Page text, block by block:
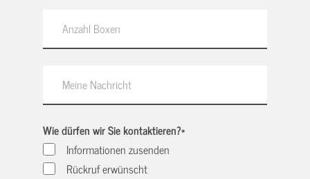
Wie dürfen wir Sie kontaktieren?*
Informationen zusenden
Rückruf erwünscht